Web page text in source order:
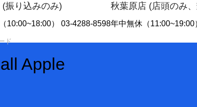
振り込みのみ)
10:00~18:00） 03-4288-8598
秋葉原店 (店頭のみ、
年中無休（
Apple